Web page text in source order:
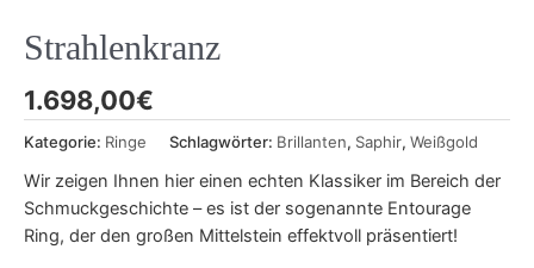
Strahlenkranz
1.698,00€
Kategorie: Ringe Schlagwörter: Brillanten, Saphir, Weißgold
Wir zeigen Ihnen hier einen echten Klassiker im Bereich der
Schmuckgeschichte – es ist der sogenannte Entourage
Ring, der den großen Mittelstein effektvoll präsentiert!